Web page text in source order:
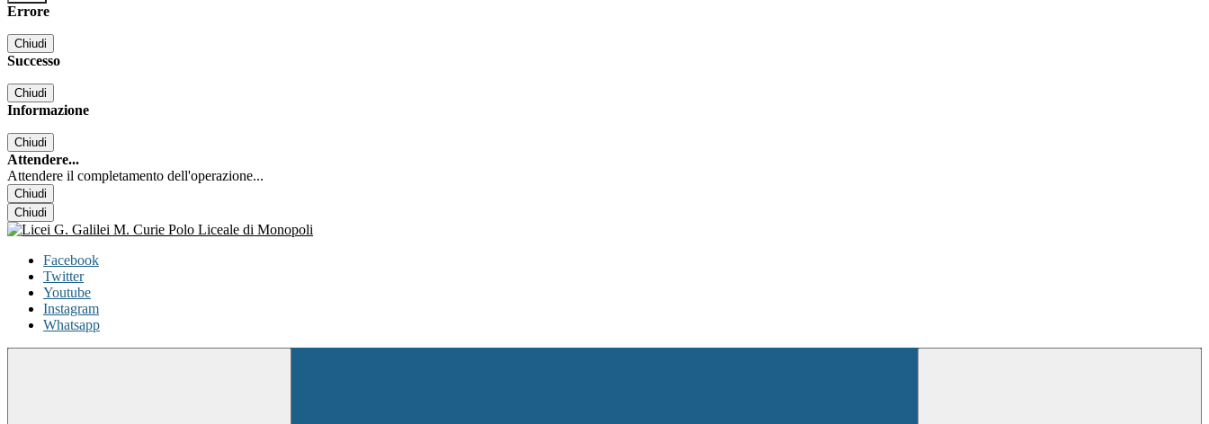
Errore
Chiudi
Successo
Chiudi
Informazione
Chiudi
Attendere...
Attendere il completamento dell'operazione...
Chiudi
Chiudi
Facebook
Twitter
Youtube
Instagram
Whatsapp